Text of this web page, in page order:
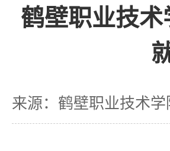
鹤壁职业技
来源：鹤壁职业技术学